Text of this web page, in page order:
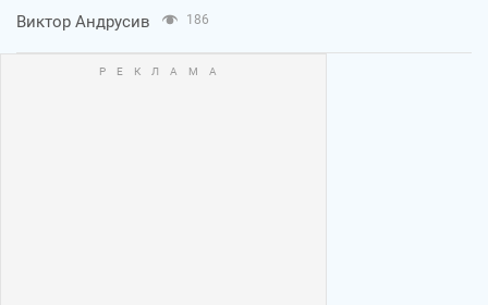
Виктор Андрусив 186